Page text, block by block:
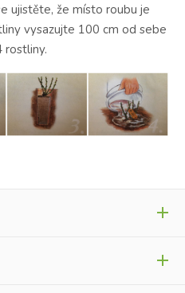
ujistěte, že místo roubu je
vysazujte 100 cm od sebe
rostliny.
nemocem.